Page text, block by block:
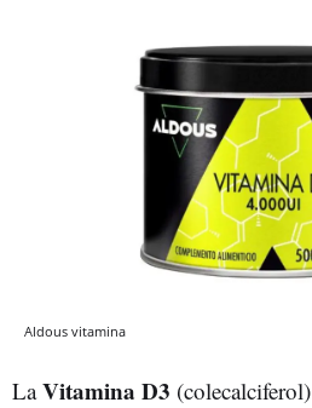
Aldous vitamina
LaVitamina D3